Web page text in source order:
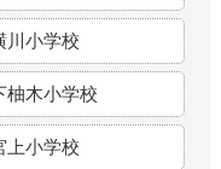
川小学校
柚木小学校
上小学校